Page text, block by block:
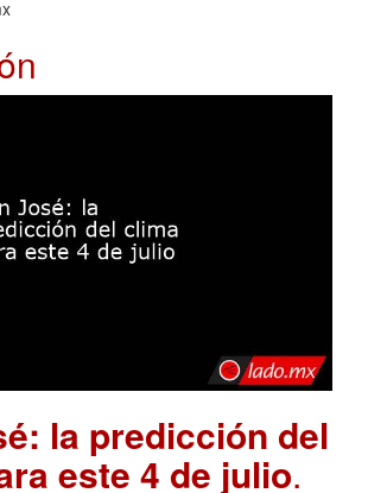
la predicción del
este 4 de julio.